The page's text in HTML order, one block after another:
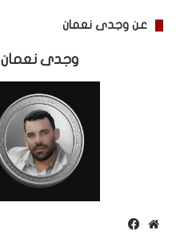
عن وجدى نعمان
وجدى نعمان
موقع